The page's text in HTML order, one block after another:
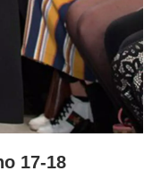
17-18